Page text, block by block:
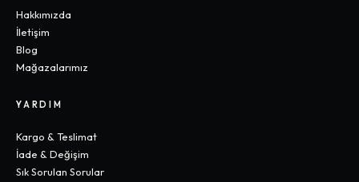
Hakkımızda
İletişim
Blog
Mağazalarımız
YARDIM
Kargo & Teslimat
İade & Değişim
Sık Sorulan Sorular